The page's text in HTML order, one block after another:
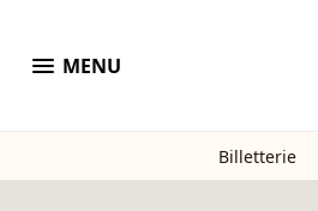
menu MENU
Billetterie